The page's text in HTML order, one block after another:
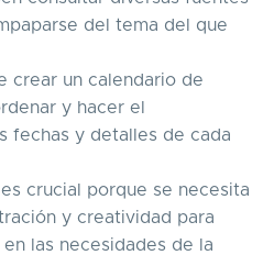
del tema del que
crear un calendario de
y hacer el
fechas y detalles de cada
crucial porque se necesita
y creatividad para
las necesidades de la